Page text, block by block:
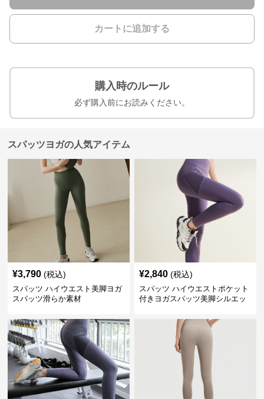
カートに追加する
購入時のルール
必ず購入前にお読みください。
スパッツヨガの人気アイテム
¥3,790 (税込)
スパッツ ハイウエスト美脚ヨガ
スパッツ滑らか素材
¥2,840 (税込)
スパッツ ハイウエストポケット
付きヨガスパッツ美脚シルエッ